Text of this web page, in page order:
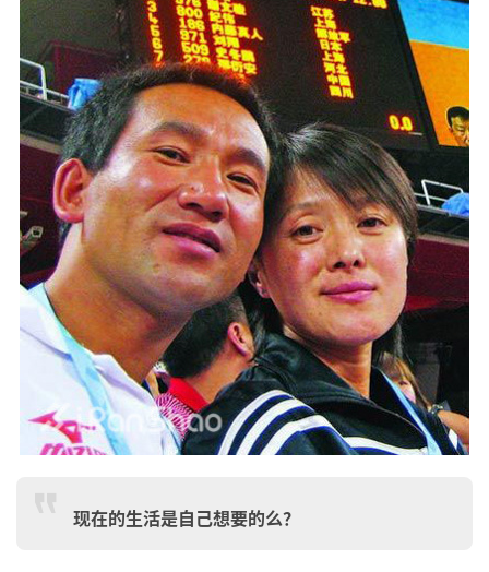
比
赛
现在的生活是自己想要的么？